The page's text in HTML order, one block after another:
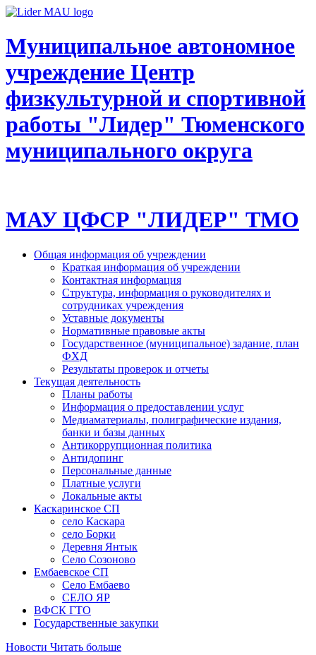
Муниципальное автономное
учреждение Центр
физкультурной и спортивной
работы "Лидер" Тюменского
муниципального округа
МАУ ЦФСР "ЛИДЕР" ТМО
Общая информация об учреждении
Краткая информация об учреждении
Контактная информация
Структура, информация о руководителях и
сотрудниках учреждения
Уставные документы
Нормативные правовые акты
Государственное (муниципальное) задание, план
ФХД
Результаты проверок и отчеты
Текущая деятельность
Планы работы
Информация о предоставлении услуг
Медиаматериалы, полиграфические издания,
банки и базы данных
Антикоррупционная политика
Антидопинг
Персональные данные
Платные услуги
Локальные акты
Каскаринское СП
село Каскара
село Борки
Деревня Янтык
Село Созоново
Ембаевское СП
Село Ембаево
СЕЛО ЯР
ВФСК ГТО
Государственные закупки
Новости Читать больше